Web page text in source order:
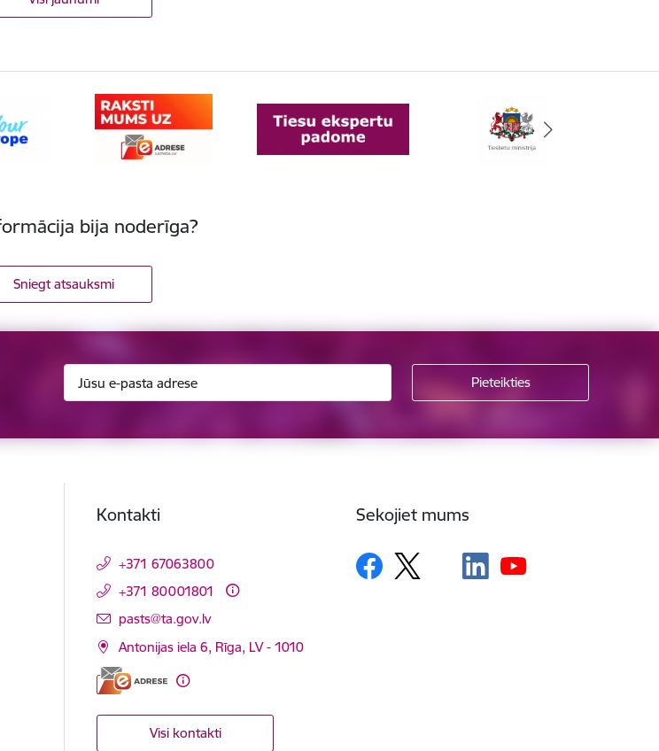
bija noderīga?
Sniegt atsauksmi
Kontakti
+371 67063800
+371 80001801
E-pasts:
pasts@ta.gov.lv
Antonijas iela 6, Rīga, LV - 1010
Visi kontakti
Sekojiet mums